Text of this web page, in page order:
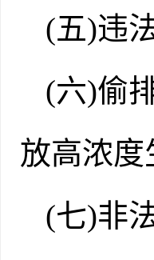
(五)违
(六)偷
放高浓度
(七)非